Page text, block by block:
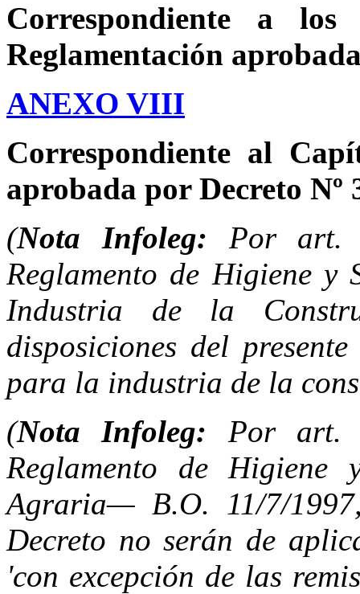
Correspondiente a
Reglamentación
ANEXO VIII
Correspondiente al
aprobada por Decreto Nº
(Nota Infoleg: Por
Reglamento de Higiene
Industria de la
disposiciones del
para la industria de la
(Nota Infoleg: Por
Reglamento de
Agraria— B.O. 11/7/
Decreto no serán de
'con excepción de las